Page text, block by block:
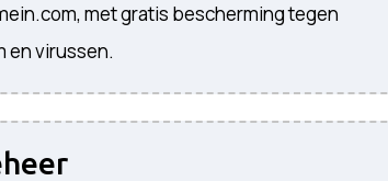
met gratis bescherming tegen
en virussen.